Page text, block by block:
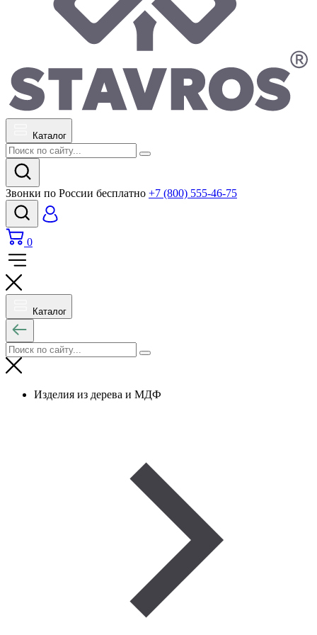
Каталог
Звонки по России бесплатно +7 (800) 555-46-75
0
Каталог
Изделия из дерева и МДФ